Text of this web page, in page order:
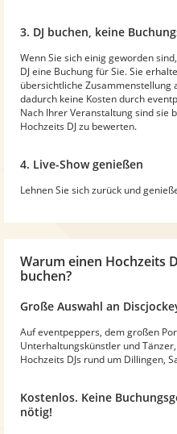
3. DJ buchen, keine
Wenn Sie sich einig geworden
DJ eine Buchung für Sie. Sie
übersichtliche Zusammenstellung
dadurch keine Kosten durch
Nach Ihrer Veranstaltung sind sie
Hochzeits DJ zu bewerten.
4. Live-Show genießen
Lehnen Sie sich zurück und
Warum einen Hochzeits
buchen?
Große Auswahl an
Auf eventpeppers, dem großen
Unterhaltungskünstler und
Hochzeits DJs rund um Dillingen,
Kostenlos. Keine
nötig!